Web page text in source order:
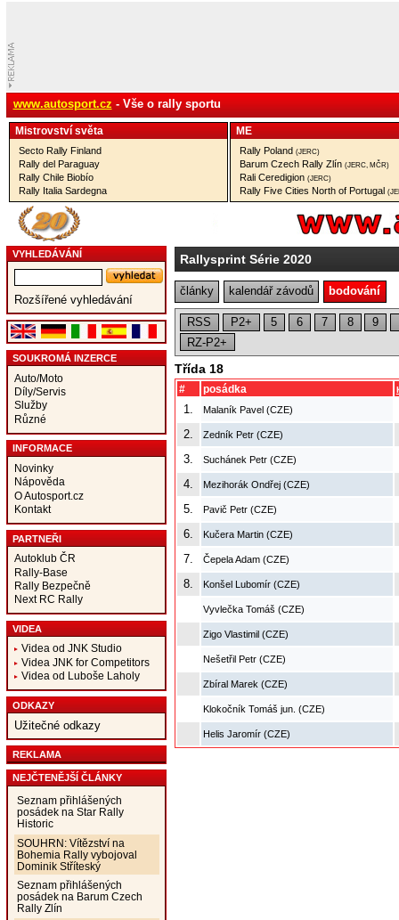
www.autosport.cz - Vše o rally sportu
Mistrovství­ světa
Secto Rally Finland
Rally del Paraguay
Rally Chile Biobío
Rally Italia Sardegna
ME
Rally Poland (JERC)
Barum Czech Rally Zlín (JERC, MČR)
Rali Ceredigion (JERC)
Rally Five Cities North of Portugal
VYHLEDÁVÁNÍ
Rozšířené vyhledávání
SOUKROMÁ INZERCE
Auto/Moto
Díly/Servis
Služby
Různé
INFORMACE
Novinky
Nápověda
O Autosport.cz
Kontakt
PARTNEŘI
Autoklub ČR
Rally-Base
Rally Bezpečně
Next RC Rally
VIDEA
Videa od JNK Studio
Videa JNK for Competitors
Videa od Luboše Laholy
ODKAZY
Užitečné odkazy
REKLAMA
NEJČTENĚJŠÍ ČLÁNKY
Seznam přihlášených
posádek na Star Rally
Historic
SOUHRN: Vítězství na
Bohemia Rally vybojoval
Dominik Stříteský
Seznam přihlášených
posádek na Barum Czech
Rally Zlín
Rallysprint Série 2020
články kalendář závodů bodování
RSS P2+ 5 6 7 8 9
RZ-P2+
Třída 18
# posádka
1. Malaník Pavel (CZE)
2. Zedník Petr (CZE)
3. Suchánek Petr (CZE)
4. Mezihorák Ondřej (CZE)
5. Pavič Petr (CZE)
6. Kučera Martin (CZE)
7. Čepela Adam (CZE)
8. Konšel Lubomír (CZE)
Vyvlečka Tomáš (CZE)
Zigo Vlastimil (CZE)
Nešetřil Petr (CZE)
Zbíral Marek (CZE)
Klokočník Tomáš jun. (CZE)
Helis Jaromír (CZE)